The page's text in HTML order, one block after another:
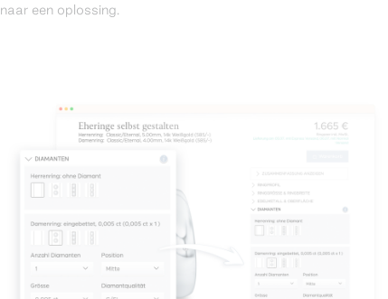
naar een oplossing.